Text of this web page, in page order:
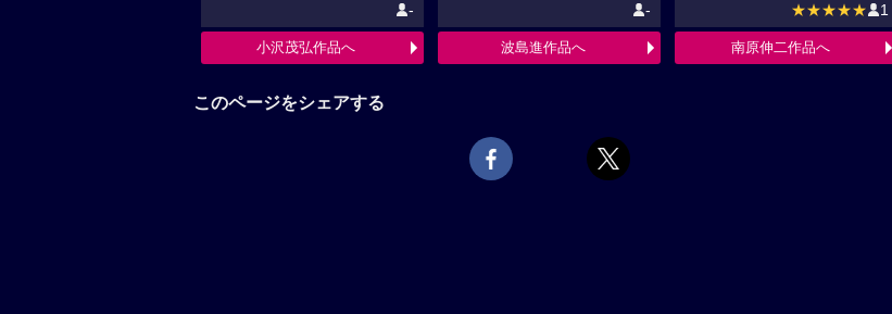
-
小沢茂弘作品へ
-
波島進作品へ
★★★★★ 1
南原伸二作品へ
このページをシェアする